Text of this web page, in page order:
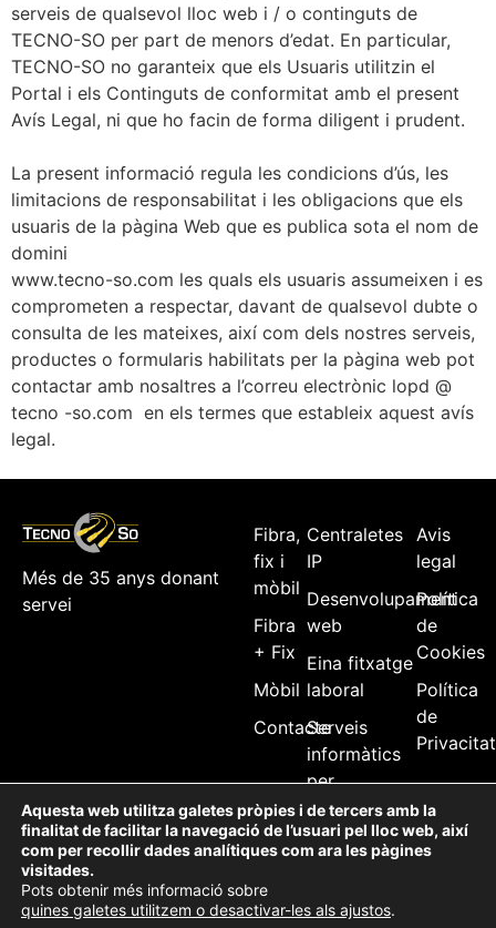
serveis de qualsevol lloc web i / o continguts de
TECNO-SO per part de menors d’edat. En particular,
TECNO-SO no garanteix que els Usuaris utilitzin el
Portal i els Continguts de conformitat amb el present
Avís Legal, ni que ho facin de forma diligent i prudent.
La present informació regula les condicions d’ús, les
limitacions de responsabilitat i les obligacions que els
usuaris de la pàgina Web que es publica sota el nom de
domini
www.tecno-so.com les quals els usuaris assumeixen i es
comprometen a respectar, davant de qualsevol dubte o
consulta de les mateixes, així com dels nostres serveis,
productes o formularis habilitats per la pàgina web pot
contactar amb nosaltres a l’correu electrònic lopd @
tecno -so.com en els termes que estableix aquest avís
legal.
Més de 35 anys donant
servei
Fibra,
fix i
mòbil
Fibra
+ Fix
Mòbil
Contacte
Centraletes
IP
Desenvolupament
web
Eina fitxatge
laboral
Serveis
informàtics
per
empreses
Agent 365
Avis
legal
Política
de
Cookies
Política
de
Privacitat
Tecno-So, 2025
Aquesta web utilitza galetes pròpies i de tercers amb la
finalitat de facilitar la navegació de l’usuari pel lloc web, així
com per recollir dades analítiques com ara les pàgines
visitades.
Pots obtenir més informació sobre
quines galetes utilitzem o desactivar-les als ajustos.